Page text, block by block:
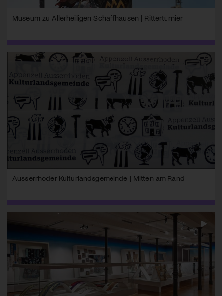
Museum zu Allerheiligen Schaffhausen | Ritterturnier
Ausserrhoder Kulturlandsgemeinde | Mitten am Rand